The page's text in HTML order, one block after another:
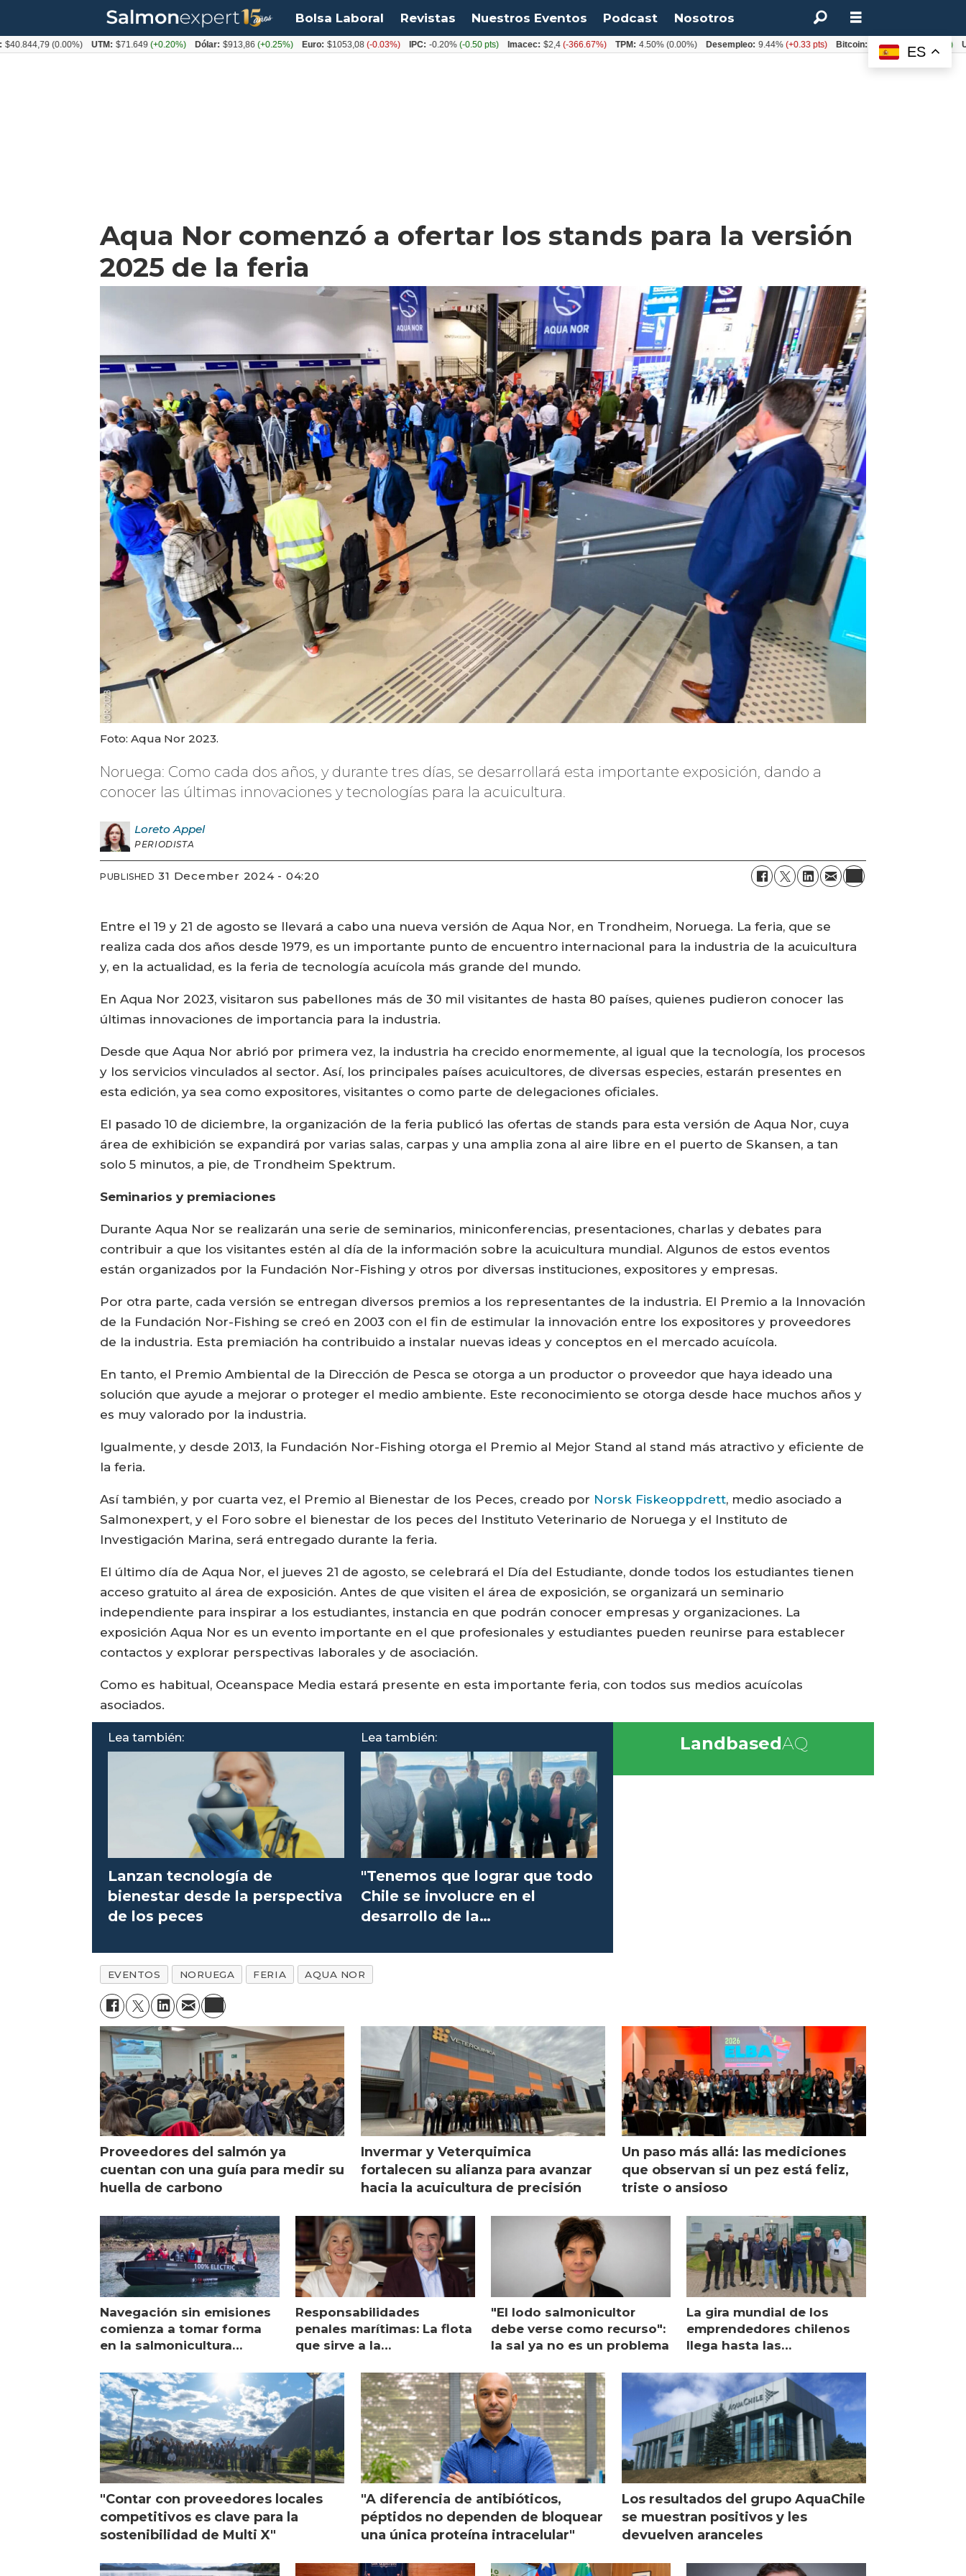
Bolsa Laboral Revistas Nuestros Eventos Podcast Nosotros
Aqua Nor comenzó a ofertar los stands para la versión
2025 de la feria
Foto: Aqua Nor 2023.
Noruega: Como cada dos años, y durante tres días, se desarrollará esta importante exposición, dando a
conocer las últimas innovaciones y tecnologías para la acuicultura.
Loreto Appel
PERIODISTA
PUBLISHED 31 December 2024 - 04:20
Entre el 19 y 21 de agosto se llevará a cabo una nueva versión de Aqua Nor, en Trondheim, Noruega. La feria, que se
realiza cada dos años desde 1979, es un importante punto de encuentro internacional para la industria de la acuicultura
y, en la actualidad, es la feria de tecnología acuícola más grande del mundo.
En Aqua Nor 2023, visitaron sus pabellones más de 30 mil visitantes de hasta 80 países, quienes pudieron conocer las
últimas innovaciones de importancia para la industria.
Desde que Aqua Nor abrió por primera vez, la industria ha crecido enormemente, al igual que la tecnología, los procesos
y los servicios vinculados al sector. Así, los principales países acuicultores, de diversas especies, estarán presentes en
esta edición, ya sea como expositores, visitantes o como parte de delegaciones oficiales.
El pasado 10 de diciembre, la organización de la feria publicó las ofertas de stands para esta versión de Aqua Nor, cuya
área de exhibición se expandirá por varias salas, carpas y una amplia zona al aire libre en el puerto de Skansen, a tan
solo 5 minutos, a pie, de Trondheim Spektrum.
Seminarios y premiaciones
Durante Aqua Nor se realizarán una serie de seminarios, miniconferencias, presentaciones, charlas y debates para
contribuir a que los visitantes estén al día de la información sobre la acuicultura mundial. Algunos de estos eventos
están organizados por la Fundación Nor-Fishing y otros por diversas instituciones, expositores y empresas.
Por otra parte, cada versión se entregan diversos premios a los representantes de la industria. El Premio a la Innovación
de la Fundación Nor-Fishing se creó en 2003 con el fin de estimular la innovación entre los expositores y proveedores
de la industria. Esta premiación ha contribuido a instalar nuevas ideas y conceptos en el mercado acuícola.
En tanto, el Premio Ambiental de la Dirección de Pesca se otorga a un productor o proveedor que haya ideado una
solución que ayude a mejorar o proteger el medio ambiente. Este reconocimiento se otorga desde hace muchos años y
es muy valorado por la industria.
Igualmente, y desde 2013, la Fundación Nor-Fishing otorga el Premio al Mejor Stand al stand más atractivo y eficiente de
la feria.
Así también, y por cuarta vez, el Premio al Bienestar de los Peces, creado por Norsk Fiskeoppdrett, medio asociado a
Salmonexpert, y el Foro sobre el bienestar de los peces del Instituto Veterinario de Noruega y el Instituto de
Investigación Marina, será entregado durante la feria.
El último día de Aqua Nor, el jueves 21 de agosto, se celebrará el Día del Estudiante, donde todos los estudiantes tienen
acceso gratuito al área de exposición. Antes de que visiten el área de exposición, se organizará un seminario
independiente para inspirar a los estudiantes, instancia en que podrán conocer empresas y organizaciones. La
exposición Aqua Nor es un evento importante en el que profesionales y estudiantes pueden reunirse para establecer
contactos y explorar perspectivas laborales y de asociación.
Como es habitual, Oceanspace Media estará presente en esta importante feria, con todos sus medios acuícolas
asociados.
Lea también:
Lanzan tecnología de
bienestar desde la perspectiva
de los peces
Lea también:
"Tenemos que lograr que todo
Chile se involucre en el
desarrollo de la
LandbasedAQ
EVENTOS NORUEGA FERIA AQUA NOR
Proveedores del salmón ya
cuentan con una guía para medir su
huella de carbono
Invermar y Veterquimica
fortalecen su alianza para avanzar
hacia la acuicultura de precisión
Un paso más allá: las mediciones
que observan si un pez está feliz,
triste o ansioso
Navegación sin emisiones
comienza a tomar forma
en la salmonicultura
Responsabilidades
penales marítimas: La flota
que sirve a la
visión
"El lodo salmonicultor
debe verse como recurso":
la sal ya no es un problema
La gira mundial de los
emprendedores chilenos
llega hasta las
Escocia
"Contar con proveedores locales
competitivos es clave para la
sostenibilidad de Multi X"
"A diferencia de antibióticos,
péptidos no dependen de bloquear
una única proteína intracelular"
Los resultados del grupo AquaChile
se muestran positivos y les
devuelven aranceles
ES
(0.00%) UTM: $71.649(+0.20%) Dólar: $913,86(+0.25%) Euro: $1053,08(-0.03%) IPC: -0.20% (-0.50 pts) Imacec: $2,4(-366.67%) TPM: 4.50%(0.00%) Desempleo: 9.44%(+0.33 pts) Bitcoin: $64.600,08(+2.93%)